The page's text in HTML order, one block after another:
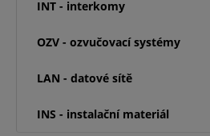
INT - interkomy
OZV - ozvučovací systémy
LAN - datové sítě
INS - instalační materiál